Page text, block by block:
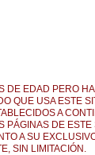
DE EDAD PERO
QUE USA ESTE
A
PÁGINAS DE
A SU
SIN LIMITACIÓN.